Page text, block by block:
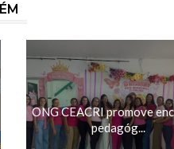
ONG CEACRI promove
pedagóg...